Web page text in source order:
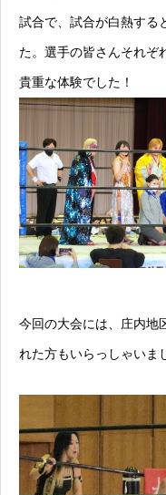
試合で、試合が白熱する
た。選手の皆さんそれぞ
貴重な体験でした！
今回の大会には、庄内地
れた方もいらっしゃいま